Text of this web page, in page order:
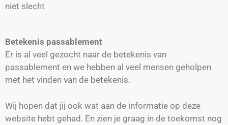
niet slecht
Betekenis passablement
Er is al veel gezocht naar de betekenis van
passablement en we hebben al veel mensen geholpen
met het vinden van de betekenis.
Wij hopen dat jij ook wat aan de informatie op deze
website hebt gehad. En zien je graag in de toekomst nog